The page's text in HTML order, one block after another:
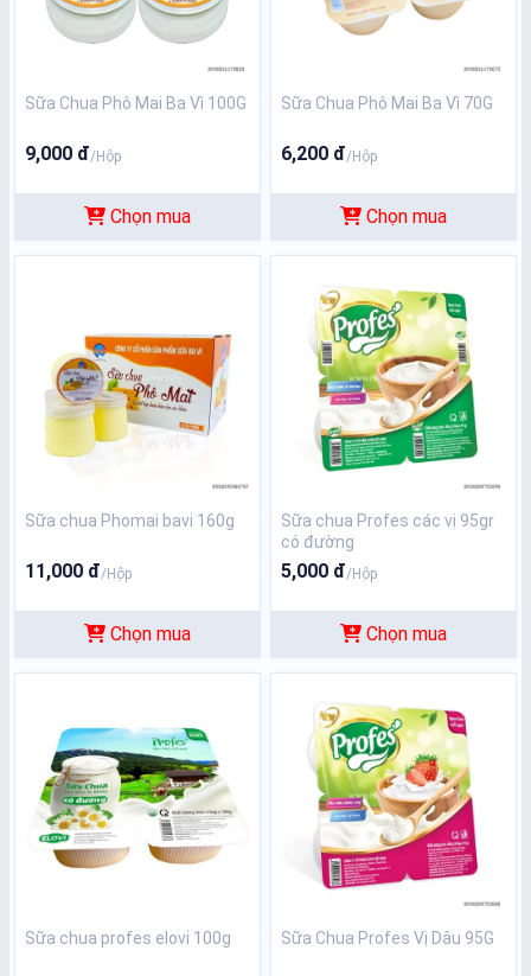
Sữa Chua Phô Mai Ba Vì 100G
9,000 đ/Hộp
Chọn mua
Sữa Chua Phô Mai Ba Vì 70G
6,200 đ/Hộp
Chọn mua
Sữa chua Phomai bavi 160g
11,000 đ/Hộp
Chọn mua
Sữa chua Profes các vị 95gr
có đường
5,000 đ/Hộp
Chọn mua
Sữa chua profes elovi 100g Sữa Chua Profes Vị Dâu 95G